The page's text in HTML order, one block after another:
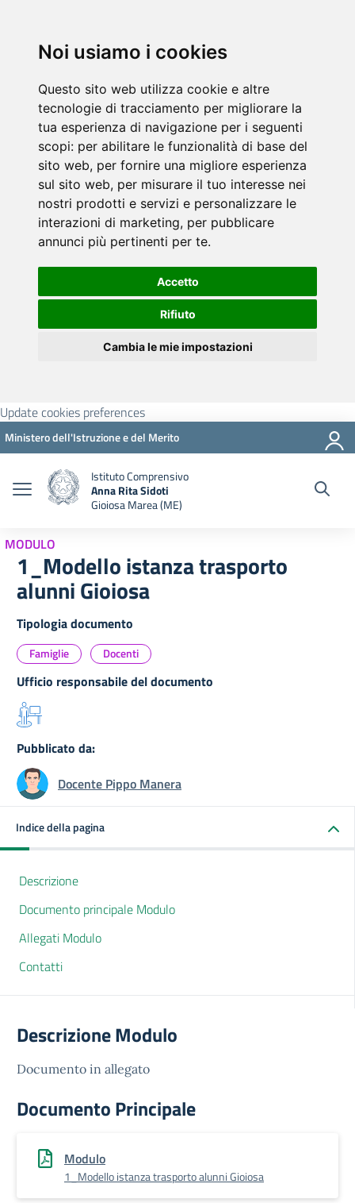
Noi usiamo i cookies
Questo sito web utilizza cookie e altre
tecnologie di tracciamento per migliorare la
tua esperienza di navigazione per i seguenti
scopi: per abilitare le funzionalità di base del
sito web, per fornire una migliore esperienza
sul sito web, per misurare il tuo interesse nei
nostri prodotti e servizi e personalizzare le
interazioni di marketing, per pubblicare
annunci più pertinenti per te.
Accetto
Rifiuto
Cambia le mie impostazioni
Update cookies preferences
Ministero dell'Istruzione e del Merito
Istituto Comprensivo
Anna Rita Sidoti
Gioiosa Marea (ME)
MODULO
1_Modello istanza trasporto
alunni Gioiosa
Tipologia documento
Famiglie Docenti
Ufficio responsabile del documento
Pubblicato da:
Docente Pippo Manera
Indice della pagina
Descrizione
Documento principale Modulo
Allegati Modulo
Contatti
Descrizione Modulo
Documento in allegato
Documento Principale
Modulo
1_Modello istanza trasporto alunni Gioiosa